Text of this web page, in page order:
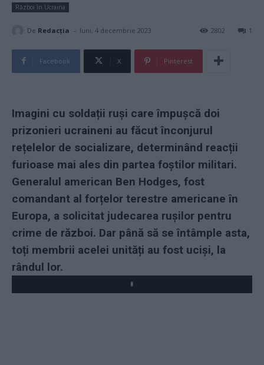
Război în Ucraina
De Redacţia - luni, 4 decembrie 2023 1
2802
Facebook X Pinterest
Imagini cu soldații ruși care împușcă doi
prizonieri ucraineni au făcut înconjurul
rețelelor de socializare, determinând reacții
furioase mai ales din partea foștilor militari.
Generalul american Ben Hodges, fost
comandant al forțelor terestre americane în
Europa, a solicitat judecarea rușilor pentru
crime de război. Dar până să se întâmple asta,
toți membrii acelei unități au fost uciși, la
rândul lor.
Play